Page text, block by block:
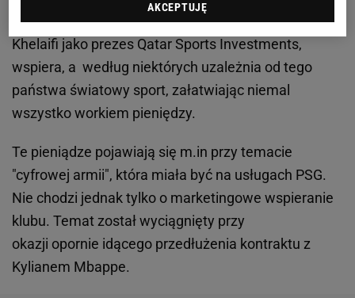
reportażu. Interesy jego, ale też Kataru, bo Al-
Khelaifi jako prezes Qatar Sports Investments,
wspiera, a według niektórych uzależnia od tego
państwa światowy sport, załatwiając niemal
wszystko workiem pieniędzy.
Te pieniądze pojawiają się m.in przy temacie
"cyfrowej armii", która miała być na usługach PSG.
Nie chodzi jednak tylko o marketingowe wspieranie
klubu. Temat został wyciągnięty przy
okazji opornie idącego przedłużenia kontraktu z
Kylianem Mbappe.
AKCEPTUJĘ